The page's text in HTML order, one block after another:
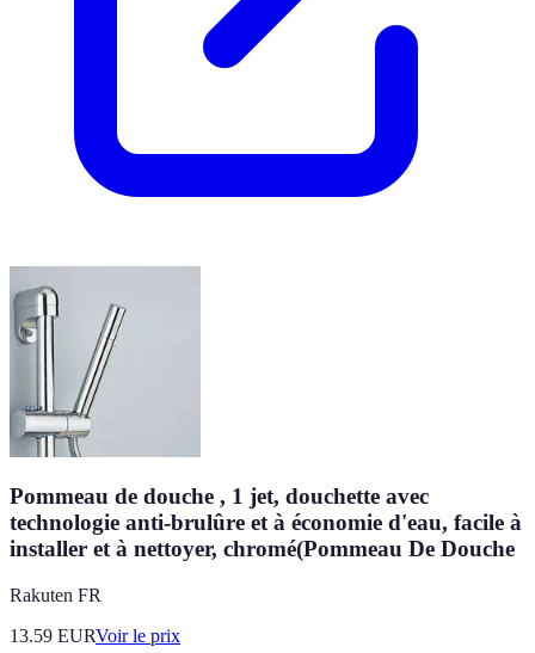
Pommeau de douche , 1 jet, douchette avec
technologie anti-brulûre et à économie d'eau, facile à
installer et à nettoyer, chromé(Pommeau De Douche
Rakuten FR
13.59 EURVoir le prix